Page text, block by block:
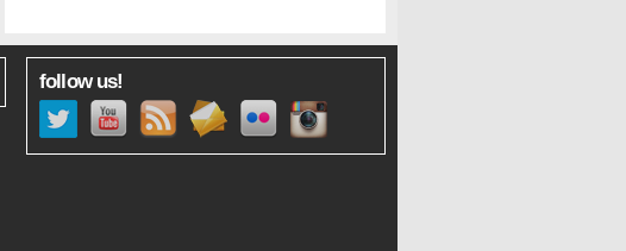
follow us!